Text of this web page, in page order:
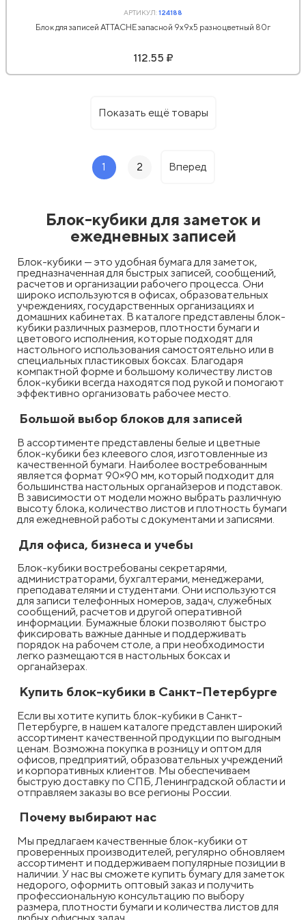
АРТИКУЛ:124188
Блок для записей ATTACHE запасной 9х9х5 разноцветный 80г
112.55 ₽
Показать ещё товары
1 2 Вперед
Блок-кубики для заметок и
ежедневных записей
Блок-кубики — это удобная бумага для заметок,
предназначенная для быстрых записей, сообщений,
расчетов и организации рабочего процесса. Они
широко используются в офисах, образовательных
учреждениях, государственных организациях и
домашних кабинетах. В каталоге представлены блок-
кубики различных размеров, плотности бумаги и
цветового исполнения, которые подходят для
настольного использования самостоятельно или в
специальных пластиковых боксах. Благодаря
компактной форме и большому количеству листов
блок-кубики всегда находятся под рукой и помогают
эффективно организовать рабочее место.
Большой выбор блоков для записей
В ассортименте представлены белые и цветные
блок-кубики без клеевого слоя, изготовленные из
качественной бумаги. Наиболее востребованным
является формат 90×90 мм, который подходит для
большинства настольных органайзеров и подставок.
В зависимости от модели можно выбрать различную
высоту блока, количество листов и плотность бумаги
для ежедневной работы с документами и записями.
Для офиса, бизнеса и учебы
Блок-кубики востребованы секретарями,
администраторами, бухгалтерами, менеджерами,
преподавателями и студентами. Они используются
для записи телефонных номеров, задач, служебных
сообщений, расчетов и другой оперативной
информации. Бумажные блоки позволяют быстро
фиксировать важные данные и поддерживать
порядок на рабочем столе, а при необходимости
легко размещаются в настольных боксах и
органайзерах.
Купить блок-кубики в Санкт-Петербурге
Если вы хотите купить блок-кубики в Санкт-
Петербурге, в нашем каталоге представлен широкий
ассортимент качественной продукции по выгодным
ценам. Возможна покупка в розницу и оптом для
офисов, предприятий, образовательных учреждений
и корпоративных клиентов. Мы обеспечиваем
быструю доставку по СПБ, Ленинградской области и
отправляем заказы во все регионы России.
Почему выбирают нас
Мы предлагаем качественные блок-кубики от
проверенных производителей, регулярно обновляем
ассортимент и поддерживаем популярные позиции в
наличии. У нас вы сможете купить бумагу для заметок
недорого, оформить оптовый заказ и получить
профессиональную консультацию по выбору
размера, плотности бумаги и количества листов для